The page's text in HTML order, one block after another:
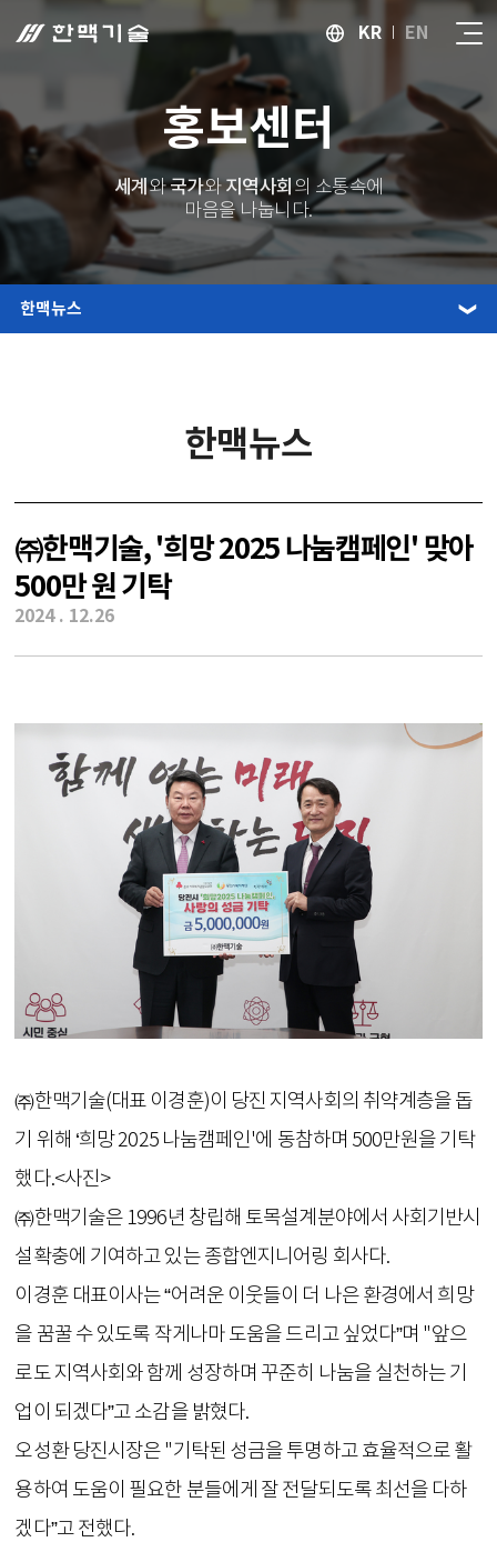
KR EN
홍보센터
세계와국가와지역사회의 소통속에
마음을 나눕니다.
한맥뉴스
한맥뉴스
㈜한맥기술, '희망 2025 나눔캠페인' 맞아
500만 원 기탁
2024 . 12.26
㈜한맥기술(대표 이경훈)이 당진 지역사회의 취약계층을 돕
기 위해 ‘희망 2025 나눔캠페인'에 동참하며 500만원을 기탁
했다.<사진>
㈜한맥기술은 1996년 창립해 토목설계분야에서 사회기반시
설확충에 기여하고 있는 종합엔지니어링 회사다.
이경훈 대표이사는 “어려운 이웃들이 더 나은 환경에서 희망
을 꿈꿀 수 있도록 작게나마 도움을 드리고 싶었다”며 "앞으
로도 지역사회와 함께 성장하며 꾸준히 나눔을 실천하는 기
업이 되겠다”고 소감을 밝혔다.
오성환 당진시장은 "기탁된 성금을 투명하고 효율적으로 활
용하여 도움이 필요한 분들에게 잘 전달되도록 최선을 다하
겠다”고 전했다.